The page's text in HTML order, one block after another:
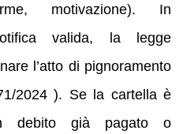
motivazione). In
valida, la legge
l’atto di pignoramento
2024 ). Se la cartella è
debito già pagato o